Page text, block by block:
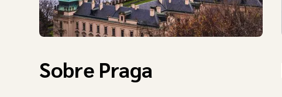
Sobre Praga